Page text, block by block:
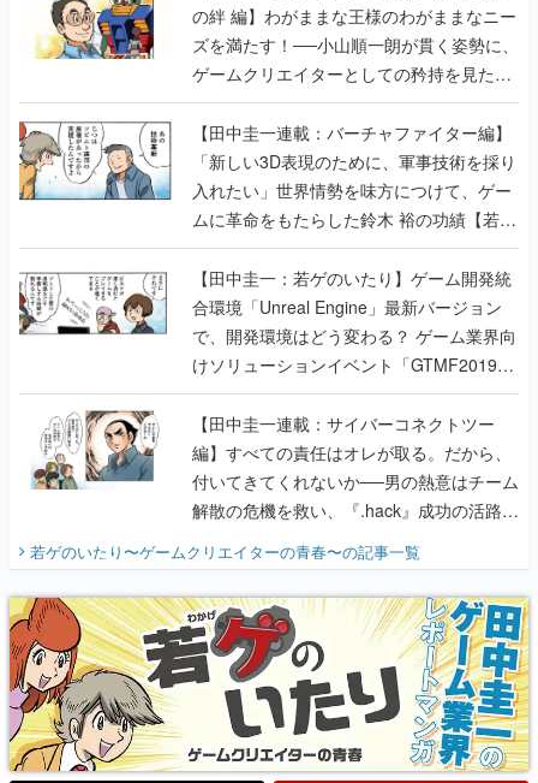
の絆 編】わがままな王様のわがままなニー
ズを満たす！──小山順一朗が貫く姿勢に、
ゲームクリエイターとしての矜持を見た
【若ゲのいたり最終回】
【田中圭一連載：バーチャファイター編】
「新しい3D表現のために、軍事技術を採り
入れたい」世界情勢を味方につけて、ゲー
ムに革命をもたらした鈴木 裕の功績【若ゲ
のいたり】
【田中圭一：若ゲのいたり】ゲーム開発統
合環境「Unreal Engine」最新バージョン
で、開発環境はどう変わる？ ゲーム業界向
けソリューションイベント「GTMF2019」
に行って、より理解を深めよう【PR】
【田中圭一連載：サイバーコネクトツー
編】すべての責任はオレが取る。だから、
付いてきてくれないか──男の熱意はチーム
解散の危機を救い、『.hack』成功の活路を
『少年ジャンプ』色だった【若ゲのいた
り】
若ゲのいたり〜ゲームクリエイターの青春〜の記事一覧